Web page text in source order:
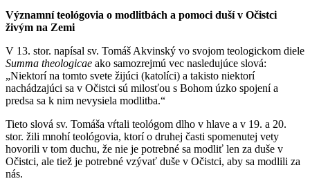
Významní teológovia o modlitbách a pomoci duší v Očistci
živým na Zemi
V 13. stor. napísal sv. Tomáš Akvinský vo svojom teologickom diele
Summa theologicae ako samozrejmú vec nasledujúce slová:
„Niektorí na tomto svete žijúci (katolíci) a takisto niektorí
nachádzajúci sa v Očistci sú milosťou s Bohom úzko spojení a
predsa sa k nim nevysiela modlitba.“
Tieto slová sv. Tomáša vŕtali teológom dlho v hlave a v 19. a 20.
stor. žili mnohí teológovia, ktorí o druhej časti spomenutej vety
hovorili v tom duchu, že nie je potrebné sa modliť len za duše v
Očistci, ale tiež je potrebné vzývať duše v Očistci, aby sa modlili za
nás.